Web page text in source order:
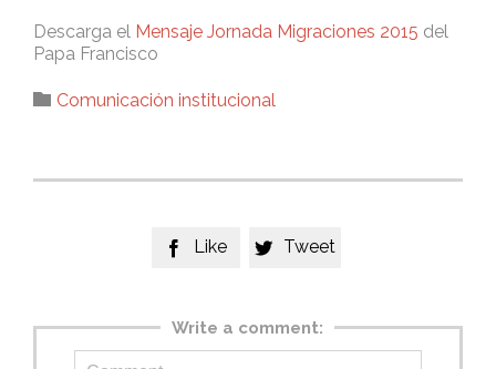
Descarga el Mensaje Jornada Migraciones 2015 del
Papa Francisco
 Category
Comunicación institucional
 Like  Tweet
Write a comment: